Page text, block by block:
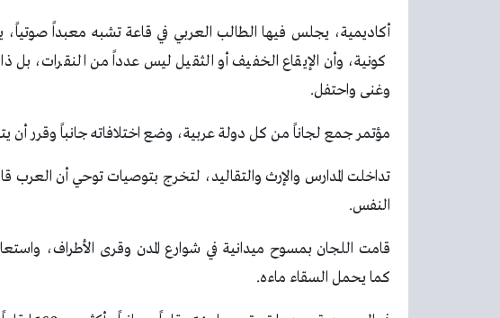
أكاديمية، يجلس فيها الطالب العربي في قاعة تشبه معبداً
كونية، وأن الإيقاع الخفيف أو الثقيل ليس عدداً من النقرات،
وغنى واحتفل.
مؤتمر جمع لجاناً من كل دولة عربية، وضع اختلافاته جانباً وقرر أن
تداخلت المدارس والإرث والتقاليد، لتخرج بتوصيات توحي أن
النفس.
قامت اللجان بمسوح ميدانية في شوارع المدن وقرى الأطراف،
كما يحمل السقاء ماءه.